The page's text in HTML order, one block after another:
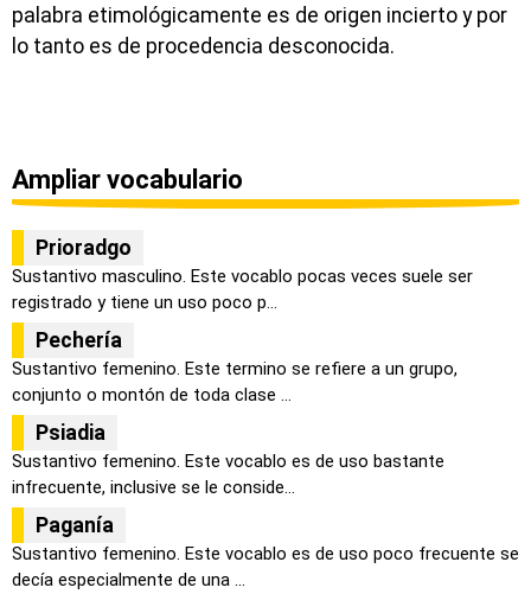
palabra etimológicamente es de origen incierto y por
lo tanto es de procedencia desconocida.
Ampliar vocabulario
Prioradgo
Sustantivo masculino. Este vocablo pocas veces suele ser
registrado y tiene un uso poco p...
Pechería
Sustantivo femenino. Este termino se refiere a un grupo,
conjunto o montón de toda clase ...
Psiadia
Sustantivo femenino. Este vocablo es de uso bastante
infrecuente, inclusive se le conside...
Paganía
Sustantivo femenino. Este vocablo es de uso poco frecuente se
decía especialmente de una ...